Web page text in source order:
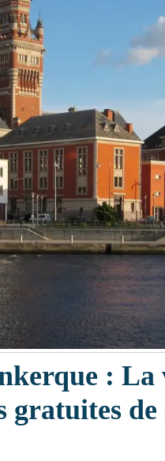
: La
gratuites